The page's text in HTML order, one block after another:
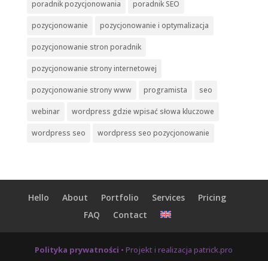
poradnik pozycjonowania poradnik SEO
pozycjonowanie pozycjonowanie i optymalizacja
pozycjonowanie stron poradnik
pozycjonowanie strony internetowej
pozycjonowanie strony www programista seo
webinar wordpress gdzie wpisać słowa kluczowe
wordpress seo wordpress seo pozycjonowanie
Hello About Portfolio Services
Pricing
FAQ
Contact
Polityka prywatności • Projekt i realizacja patrick.pro